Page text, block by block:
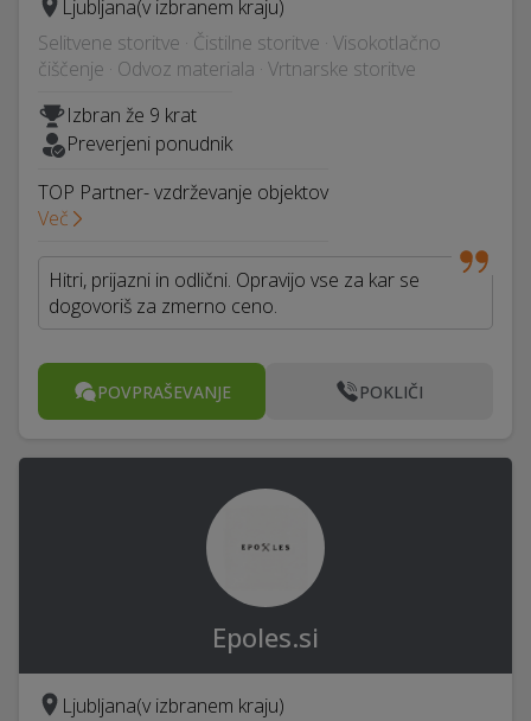
Ljubljana(v izbranem kraju)
Selitvene storitve · Čistilne storitve · Visokotlačno
čiščenje · Odvoz materiala · Vrtnarske storitve
Izbran že 9 krat
Preverjeni ponudnik
TOP Partner- vzdrževanje objektov
Več
Hitri, prijazni in odlični. Opravijo vse za kar se
dogovoriš za zmerno ceno.
POVPRAŠEVANJE POKLIČI
Epoles.si
Ljubljana(v izbranem kraju)